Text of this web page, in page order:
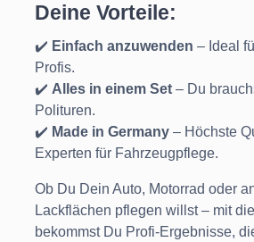
Deine Vorteile:
✔️ Einfach anzuwenden – Ideal
Profis.
✔️ Alles in einem Set – Du
Polituren.
✔️ Made in Germany – Höchste
Experten für Fahrzeugpflege.
Ob Du Dein Auto, Motorrad oder
Lackflächen pflegen willst – mit
bekommst Du Profi-Ergebnisse,